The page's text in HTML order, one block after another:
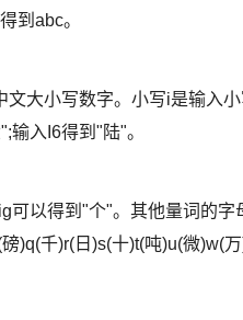
到abc。
小写数字。小写i是输入小
入I6得到"陆"。
以得到"个"。其他量词的字
)q(千)r(日)s(十)t(吨)u(微)w(